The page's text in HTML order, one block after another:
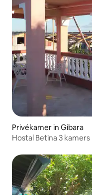
Privékamer in Gibara
Hostal Betina 3 kamers